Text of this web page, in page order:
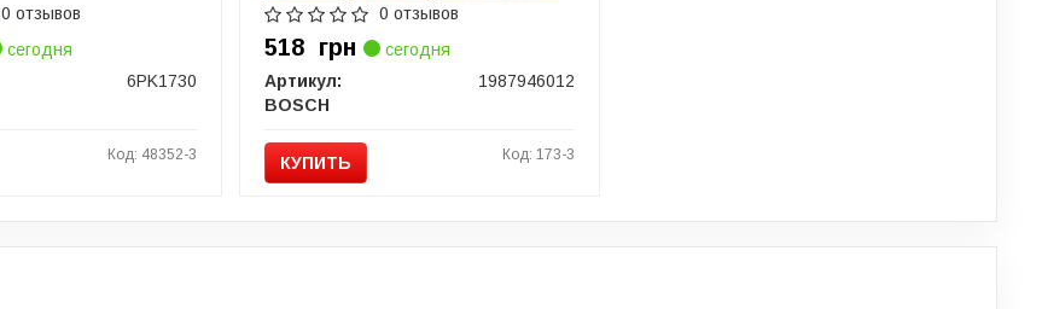
0 отзывов
сегодня
6PK1730
Код: 48352-3
1987946012
0 отзывов
518 грн
сегодня
Артикул:
1987946012
BOSCH
КУПИТЬ Код: 173-3